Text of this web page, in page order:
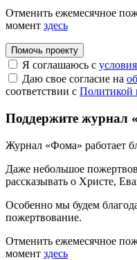
Отменить ежемесячное
момент здесь
Помочь проекту
Я соглашаюсь с
Даю свое согласие на
соответствии с Политикой
Поддержите журнал
Журнал «Фома» работает
Даже небольшое
рассказывать о Христе,
Особенно мы будем
пожертвование.
Отменить ежемесячное
момент здесь